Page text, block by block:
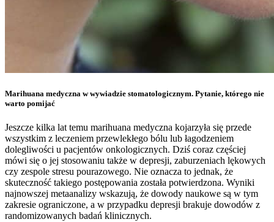
Marihuana medyczna w wywiadzie stomatologicznym. Pytanie, którego nie
warto pomijać
Jeszcze kilka lat temu marihuana medyczna kojarzyła się przede
wszystkim z leczeniem przewlekłego bólu lub łagodzeniem
dolegliwości u pacjentów onkologicznych. Dziś coraz częściej
mówi się o jej stosowaniu także w depresji, zaburzeniach lękowych
czy zespole stresu pourazowego. Nie oznacza to jednak, że
skuteczność takiego postępowania została potwierdzona. Wyniki
najnowszej metaanalizy wskazują, że dowody naukowe są w tym
zakresie ograniczone, a w przypadku depresji brakuje dowodów z
randomizowanych badań klinicznych.